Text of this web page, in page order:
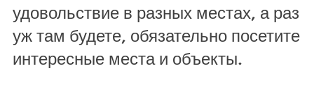
удовольствие в разных местах, а раз
уж там будете, обязательно посетите
интересные места и объекты.